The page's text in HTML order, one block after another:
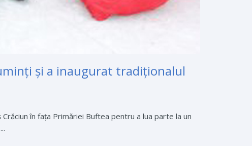
şi a inaugurat tradiţionalul
în fața Primăriei Buftea pentru a lua parte la un